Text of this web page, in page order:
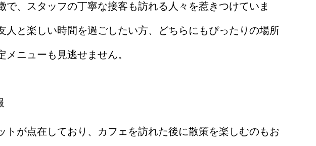
で、スタッフの丁寧な接客も訪れる人々を惹きつけていま
人と楽しい時間を過ごしたい方、どちらにもぴったりの場所
ニューも見逃せません。
トが点在しており、カフェを訪れた後に散策を楽しむのもお